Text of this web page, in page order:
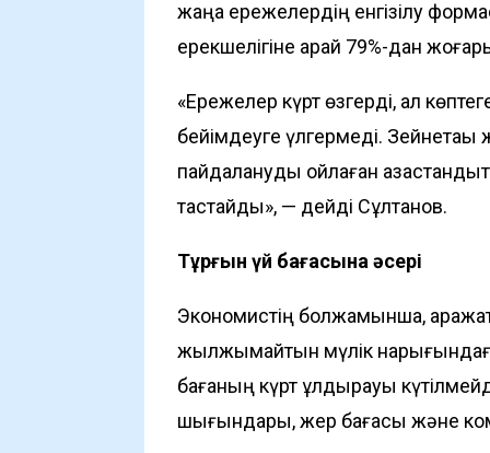
жаңа ережелердің енгізілу
ерекшелігіне қарай 79%-дан
«Ережелер күрт өзгерді, ал
бейімдеуге үлгермеді.
пайдалануды ойлаған
тастайды», — дейді Сұлтанов.
Тұрғын үй бағасына әсері
Экономистің болжамынша,
жылжымайтын мүлік
бағаның күрт құлдырауы
шығындары, жер бағасы және